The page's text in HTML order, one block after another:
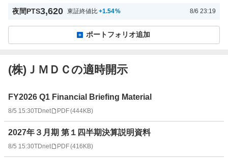
夜間PTS3,620 東証終値比+1.54% 8/6 23:19
ポートフォリオ追加
(株)ＪＭＤＣの適時開示
示
一
FY2026 Q1 Financial Briefing Material
8/5 15:30TDnet PDF(444KB)
2027年３月期 第１四半期決算説明資料
8/5 15:30TDnet PDF(416KB)